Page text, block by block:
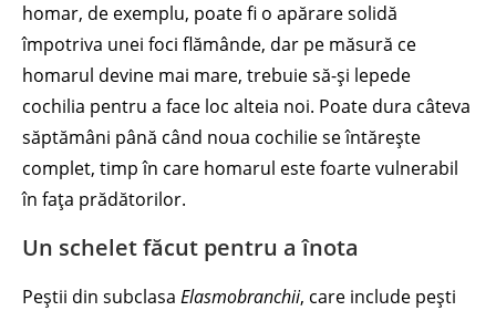
homar, de exemplu, poate fi o apărare solidă
împotriva unei foci flămânde, dar pe măsură ce
homarul devine mai mare, trebuie să-și lepede
cochilia pentru a face loc alteia noi. Poate dura câteva
săptămâni până când noua cochilie se întărește
complet, timp în care homarul este foarte vulnerabil
în fața prădătorilor.
Un schelet făcut pentru a înota
Peștii din subclasa Elasmobranchii, care include pești